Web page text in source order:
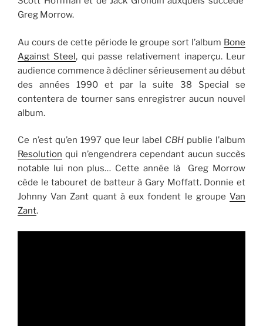
Greg Morrow.
Au cours de cette période le groupe sort l’album Bone
Against Steel, qui passe relativement inaperçu. Leur
audience commence à décliner sérieusement au début
des années 1990 et par la suite 38 Special se
contentera de tourner sans enregistrer aucun nouvel
album.
Ce n’est qu’en 1997 que leur label CBH publie l’album
Resolution qui n’engendrera cependant aucun succès
notable lui non plus… Cette année là Greg Morrow
cède le tabouret de batteur à Gary Moffatt. Donnie et
Johnny Van Zant quant à eux fondent le groupe Van
Zant.